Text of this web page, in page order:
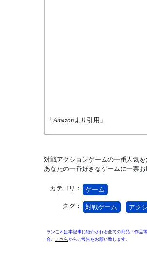
「Amazonより引用」
対戦アクションゲームの一番人気を
あなたの一番好きなゲームに一票お
カテゴリ： ゲーム
タグ： 対戦ゲーム アク
ランこれは本記事に紹介される全ての商品・作品
合、
こちらからご報告をお願い致します。